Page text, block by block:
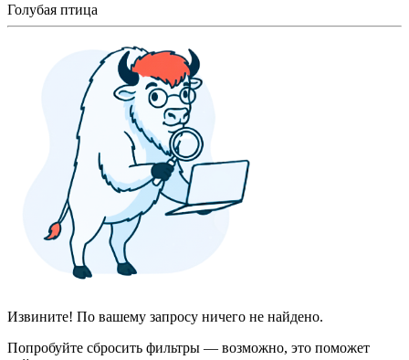
Голубая птица
Извините! По вашему запросу ничего не найдено.
Попробуйте сбросить фильтры — возможно, это поможет